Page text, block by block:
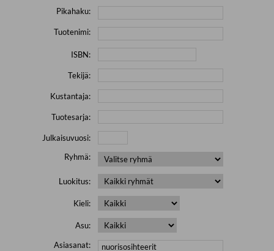
Pikahaku:
Tuotenimi:
ISBN:
Tekijä:
Kustantaja:
Tuotesarja:
Julkaisuvuosi:
Ryhmä:
Luokitus:
Kieli:
Asu:
Asiasanat: